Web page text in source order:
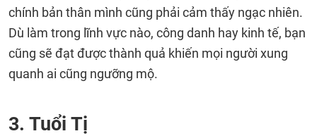
chính bản thân mình cũng phải cảm thấy ngạc nhiên.
Dù làm trong lĩnh vực nào, công danh hay kinh tế, bạn
cũng sẽ đạt được thành quả khiến mọi người xung
quanh ai cũng ngưỡng mộ.
3. Tuổi Tị